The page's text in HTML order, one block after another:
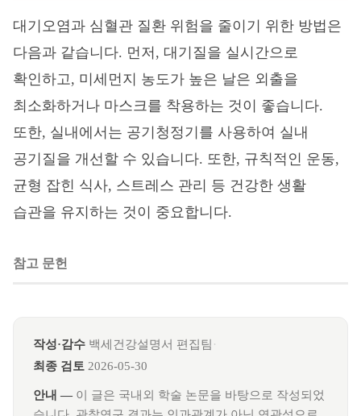
대기오염과 심혈관 질환 위험을 줄이기 위한 방법은
다음과 같습니다. 먼저, 대기질을 실시간으로
확인하고, 미세먼지 농도가 높은 날은 외출을
최소화하거나 마스크를 착용하는 것이 좋습니다.
또한, 실내에서는 공기청정기를 사용하여 실내
공기질을 개선할 수 있습니다. 또한, 규칙적인 운동,
균형 잡힌 식사, 스트레스 관리 등 건강한 생활
습관을 유지하는 것이 중요합니다.
참고 문헌
작성·감수 백세건강설명서 편집팀 ·
최종 검토 2026-05-30
안내 — 이 글은 국내외 학술 논문을 바탕으로 작성되었